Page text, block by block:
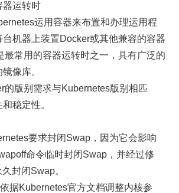
器运转时
运用容器来布置和办理运用程
台机器上装置Docker或其他兼容的容器
最常用的容器运转时之一，具有广泛的
像库。
的版别需求与Kubernetes版别相匹
稳定性。
要求封闭Swap，因为它会影响
命令临时封闭Swap，并经过修
封闭Swap。
据Kubernetes官方文档调整内核参